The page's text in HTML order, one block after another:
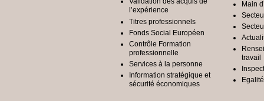
l’expérience
Titres professionnels
Fonds Social Européen
Contrôle Formation
professionnelle
Services à la personne
Information stratégique et
sécurité économiques
Main
travail